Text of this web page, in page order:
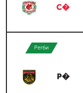
С�
Регби
Р�